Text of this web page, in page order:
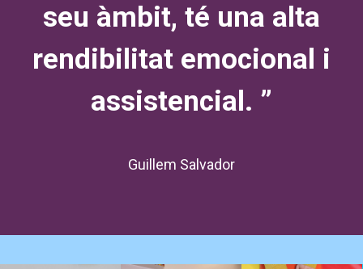
seu àmbit, té una alta
rendibilitat emocional i
assistencial. ”
Guillem Salvador